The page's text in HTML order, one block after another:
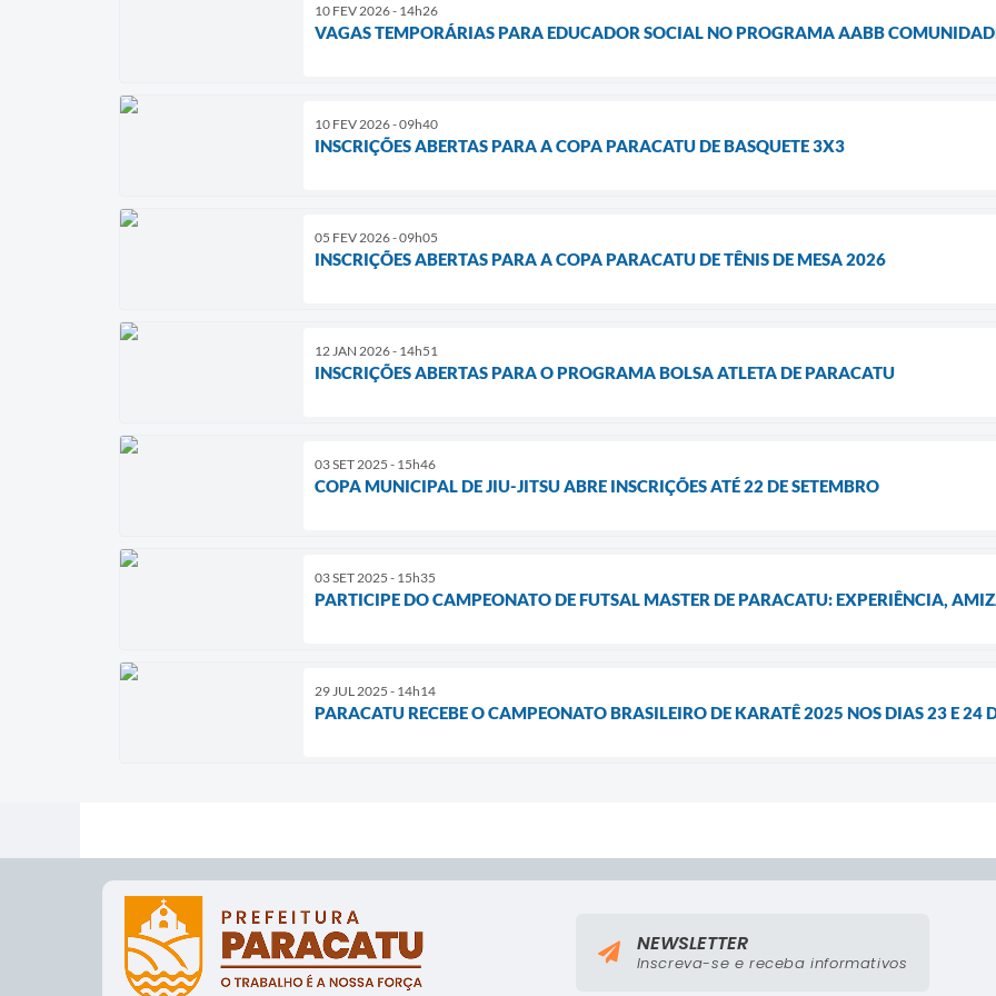
10 FEV 2026 - 14h26
VAGAS TEMPORÁRIAS PARA EDUCADOR SOCIAL NO PROGRAMA AABB
10 FEV 2026 - 09h40
INSCRIÇÕES ABERTAS PARA A COPA PARACATU DE BASQUETE 3X3
05 FEV 2026 - 09h05
INSCRIÇÕES ABERTAS PARA A COPA PARACATU DE TÊNIS DE MESA 2026
12 JAN 2026 - 14h51
INSCRIÇÕES ABERTAS PARA O PROGRAMA BOLSA ATLETA DE PARACATU
03 SET 2025 - 15h46
COPA MUNICIPAL DE JIU-JITSU ABRE INSCRIÇÕES ATÉ 22 DE SETEMBRO
03 SET 2025 - 15h35
PARTICIPE DO CAMPEONATO DE FUTSAL MASTER DE PARACATU: EXPERIÊNCIA,
29 JUL 2025 - 14h14
PARACATU RECEBE O CAMPEONATO BRASILEIRO DE KARATÊ 2025 NOS DIAS 23 E 24
NEWSLETTER
Inscreva-se e receba informativos